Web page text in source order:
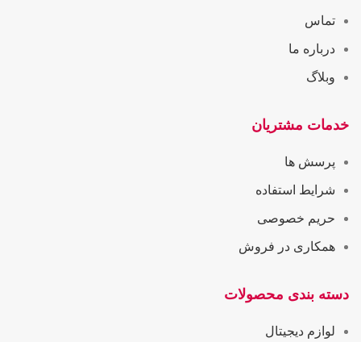
تماس
درباره ما
وبلاگ
خدمات مشتریان
پرسش ها
شرایط استفاده
حریم خصوصی
همکاری در فروش
دسته بندی محصولات
لوازم دیجیتال